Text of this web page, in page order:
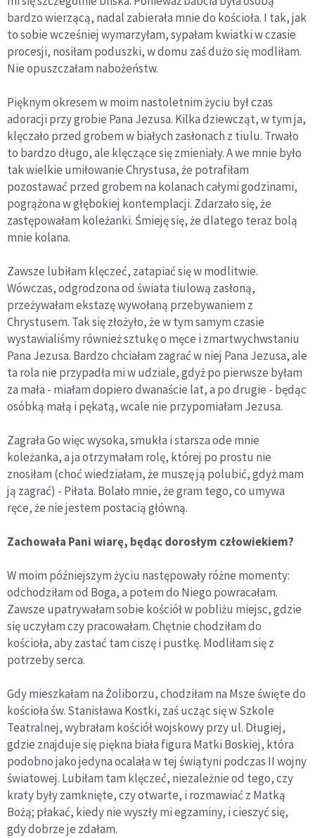
bardzo wierzącą, nadal zabierała mnie do kościoła. I tak, jak
to sobie wcześniej wymarzyłam, sypałam kwiatki w czasie
procesji, nosiłam poduszki, w domu zaś dużo się modliłam.
Nie opuszczałam nabożeństw.
Pięknym okresem w moim nastoletnim życiu był czas
adoracji przy grobie Pana Jezusa. Kilka dziewcząt, w tym ja,
klęczało przed grobem w białych zasłonach z tiulu. Trwało
to bardzo długo, ale klęczące się zmieniały. A we mnie było
tak wielkie umiłowanie Chrystusa, że potrafiłam
pozostawać przed grobem na kolanach całymi godzinami,
pogrążona w głębokiej kontemplacji. Zdarzało się, że
zastępowałam koleżanki. Śmieję się, że dlatego teraz bolą
mnie kolana.
Zawsze lubiłam klęczeć, zatapiać się w modlitwie.
Wówczas, odgrodzona od świata tiulową zasłoną,
przeżywałam ekstazę wywołaną przebywaniem z
Chrystusem. Tak się złożyło, że w tym samym czasie
wystawialiśmy również sztukę o męce i zmartwychwstaniu
Pana Jezusa. Bardzo chciałam zagrać w niej Pana Jezusa, ale
ta rola nie przypadła mi w udziale, gdyż po pierwsze byłam
za mała - miałam dopiero dwanaście lat, a po drugie - będąc
osóbką małą i pękatą, wcale nie przypomiałam Jezusa.
Zagrała Go więc wysoka, smukła i starsza ode mnie
koleżanka, a ja otrzymałam rolę, której po prostu nie
znosiłam (choć wiedziałam, że muszę ją polubić, gdyż mam
ją zagrać) - Piłata. Bolało mnie, że gram tego, co umywa
ręce, że nie jestem postacią główną.
Zachowała Pani wiarę, będąc dorosłym człowiekiem?
W moim późniejszym życiu następowały różne momenty:
odchodziłam od Boga, a potem do Niego powracałam.
Zawsze upatrywałam sobie kościół w pobliżu miejsc, gdzie
się uczyłam czy pracowałam. Chętnie chodziłam do
kościoła, aby zastać tam ciszę i pustkę. Modliłam się z
potrzeby serca.
Gdy mieszkałam na Żoliborzu, chodziłam na Msze święte do
kościoła św. Stanisława Kostki, zaś ucząc się w Szkole
Teatralnej, wybrałam kościół wojskowy przy ul. Długiej,
gdzie znajduje się piękna biała figura Matki Boskiej, która
podobno jako jedyna ocalała w tej świątyni podczas II wojny
światowej. Lubiłam tam klęczeć, niezależnie od tego, czy
kraty były zamknięte, czy otwarte, i rozmawiać z Matką
Bożą; płakać, kiedy nie wyszły mi egzaminy, i cieszyć się,
gdy dobrze je zdałam.